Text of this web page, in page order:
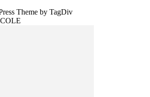
Theme by TagDiv